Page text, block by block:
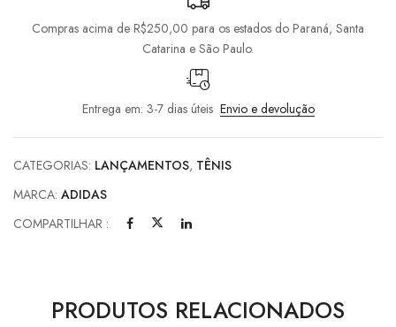
Compras acima de R$250,00 para os estados do Paraná, Santa
Catarina e São Paulo.
Entrega em: 3-7 dias úteis Envio e devolução
CATEGORIAS: LANÇAMENTOS, TÊNIS
MARCA: ADIDAS
COMPARTILHAR :
PRODUTOS RELACIONADOS